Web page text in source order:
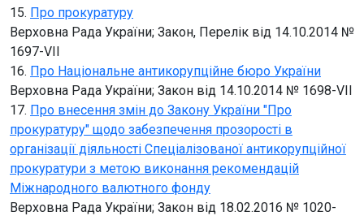
15. Про прокуратуру
Верховна Рада України; Закон, Перелік від 14.10.2014 №
1697-VII
16. Про Національне антикорупційне бюро України
Верховна Рада України; Закон від 14.10.2014 № 1698-VII
17. Про внесення змін до Закону України "Про
прокуратуру" щодо забезпечення прозорості в
організації діяльності Спеціалізованої антикорупційної
прокуратури з метою виконання рекомендацій
Міжнародного валютного фонду
Верховна Рада України; Закон від 18.02.2016 № 1020-